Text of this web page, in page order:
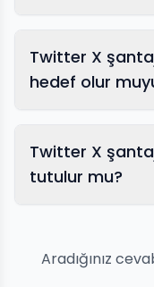
Twitter X
hedef olur
Twitter X
tutulur mu?
Aradığınız